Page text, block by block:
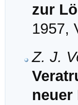
zur
1957,
Z. J.
neuer